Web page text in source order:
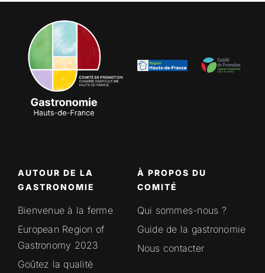
AUTOUR DE LA
GASTRONOMIE
Bienvenue à la ferme
European Region of
Gastronomy 2023
Goûtez la qualité
À PROPOS DU
COMITÉ
Qui sommes-nous ?
Guide de la gastronomie
Nous contacter